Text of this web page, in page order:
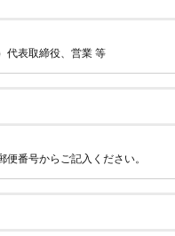
代表取締役、営業 等
便番号からご記入ください。